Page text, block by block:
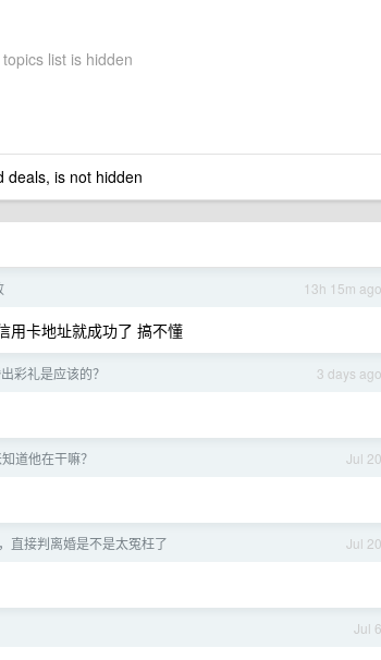
list is hidden
is not hidden
13h 15m ago
用卡地址就成功了 搞不懂
3 days ago
彩礼是应该的？
Jul 20
道他在干嘛？
Jul 20
直接判离婚是不是太冤枉了
Jul 6